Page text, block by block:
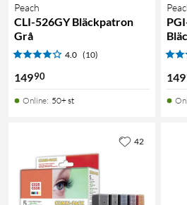
Peach
CLI-526GY Bläckpatron
Grå
4.0 (10)
14990
Online: 50+ st
149
42